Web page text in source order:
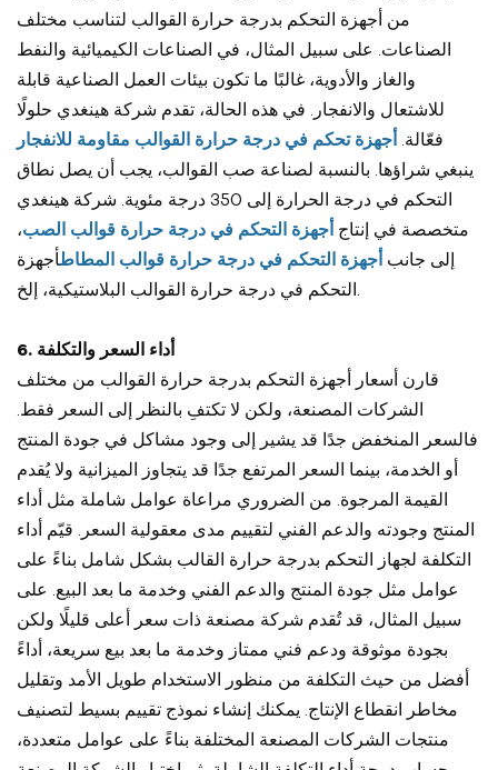
من أجهزة التحكم بدرجة حرارة القوالب لتناسب مختلف
الصناعات. على سبيل المثال، في الصناعات الكيميائية والنفط
والغاز والأدوية، غالبًا ما تكون بيئات العمل الصناعية قابلة
للاشتعال والانفجار. في هذه الحالة، تقدم شركة هينغدي حلولًا
فعّالة. أجهزة تحكم في درجة حرارة القوالب مقاومة للانفجار
ينبغي شراؤها. بالنسبة لصناعة صب القوالب، يجب أن يصل نطاق
التحكم في درجة الحرارة إلى 350 درجة مئوية. شركة هينغدي
متخصصة في إنتاج أجهزة التحكم في درجة حرارة قوالب الصب،
إلى جانب أجهزة التحكم في درجة حرارة قوالب المطاطأجهزة
6. أداء السعر والتكلفة
قارن أسعار أجهزة التحكم بدرجة حرارة القوالب من مختلف
الشركات المصنعة، ولكن لا تكتفِ بالنظر إلى السعر فقط.
فالسعر المنخفض جدًا قد يشير إلى وجود مشاكل في جودة المنتج
أو الخدمة، بينما السعر المرتفع جدًا قد يتجاوز الميزانية ولا يُقدم
القيمة المرجوة. من الضروري مراعاة عوامل شاملة مثل أداء
المنتج وجودته والدعم الفني لتقييم مدى معقولية السعر. قيّم أداء
التكلفة لجهاز التحكم بدرجة حرارة القالب بشكل شامل بناءً على
عوامل مثل جودة المنتج والدعم الفني وخدمة ما بعد البيع. على
سبيل المثال، قد تُقدم شركة مصنعة ذات سعر أعلى قليلًا ولكن
بجودة موثوقة ودعم فني ممتاز وخدمة ما بعد بيع سريعة، أداءً
أفضل من حيث التكلفة من منظور الاستخدام طويل الأمد وتقليل
مخاطر انقطاع الإنتاج. يمكنك إنشاء نموذج تقييم بسيط لتصنيف
منتجات الشركات المصنعة المختلفة بناءً على عوامل متعددة،